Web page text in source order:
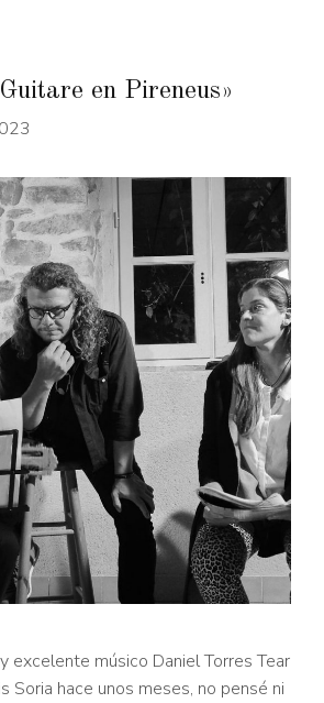
en Pireneus»
excelente músico Daniel Torres Tear
Soria hace unos meses, no pensé ni